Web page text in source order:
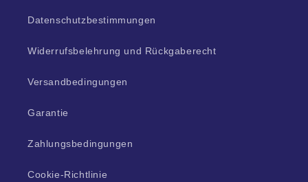
Datenschutzbestimmungen
Widerrufsbelehrung und Rückgaberecht
Versandbedingungen
Garantie
Zahlungsbedingungen
Cookie-Richtlinie